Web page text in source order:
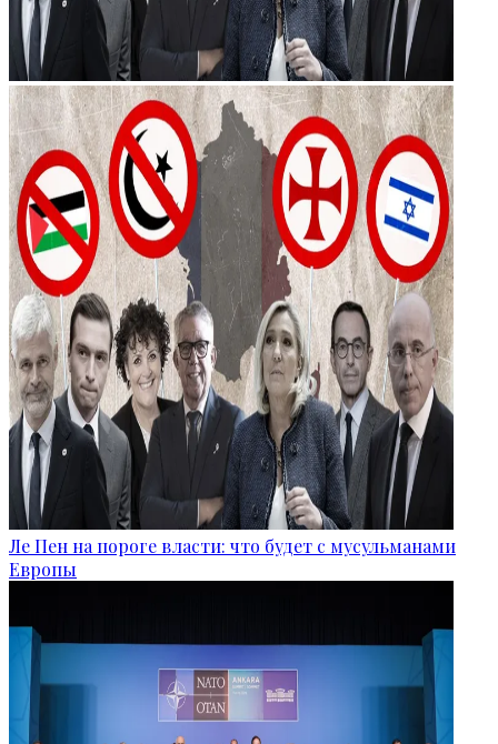
Ле Пен на пороге власти: что будет с мусульманами
Европы